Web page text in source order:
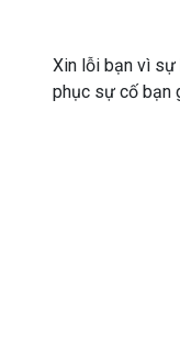
Xin lỗi bạn vì sự
phục sự cố bạn